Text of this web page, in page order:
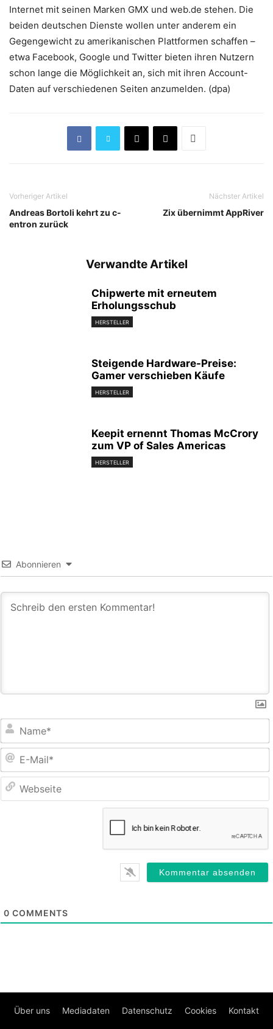
Internet mit seinen Marken GMX und web.de stehen. Die
beiden deutschen Dienste wollen unter anderem ein
Gegengewicht zu amerikanischen Plattformen schaffen –
etwa Facebook, Google und Twitter bieten ihren Nutzern
schon lange die Möglichkeit an, sich mit ihren Account-
Daten auf verschiedenen Seiten anzumelden. (dpa)
Vorheriger Artikel
Andreas Bortoli kehrt zu c-
entron zurück
Nächster Artikel
Zix übernimmt AppRiver
Verwandte Artikel
Chipwerte mit erneutem
Erholungsschub
HERSTELLER
Steigende Hardware-Preise:
Gamer verschieben Käufe
HERSTELLER
Keepit ernennt Thomas McCrory
zum VP of Sales Americas
HERSTELLER
Abonnieren
0 COMMENTS
Über uns Mediadaten Datenschutz Cookies Kontakt